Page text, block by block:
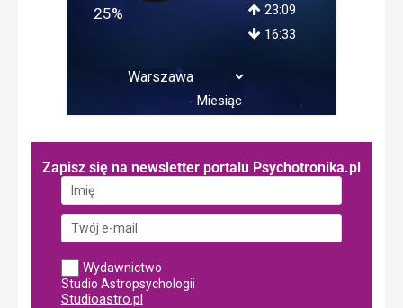
25%
23:09
16:33
Miesiąc
Zapisz się na newsletter portalu Psychotronika.pl
Wydawnictwo
Studio Astropsychologii
Studioastro.pl